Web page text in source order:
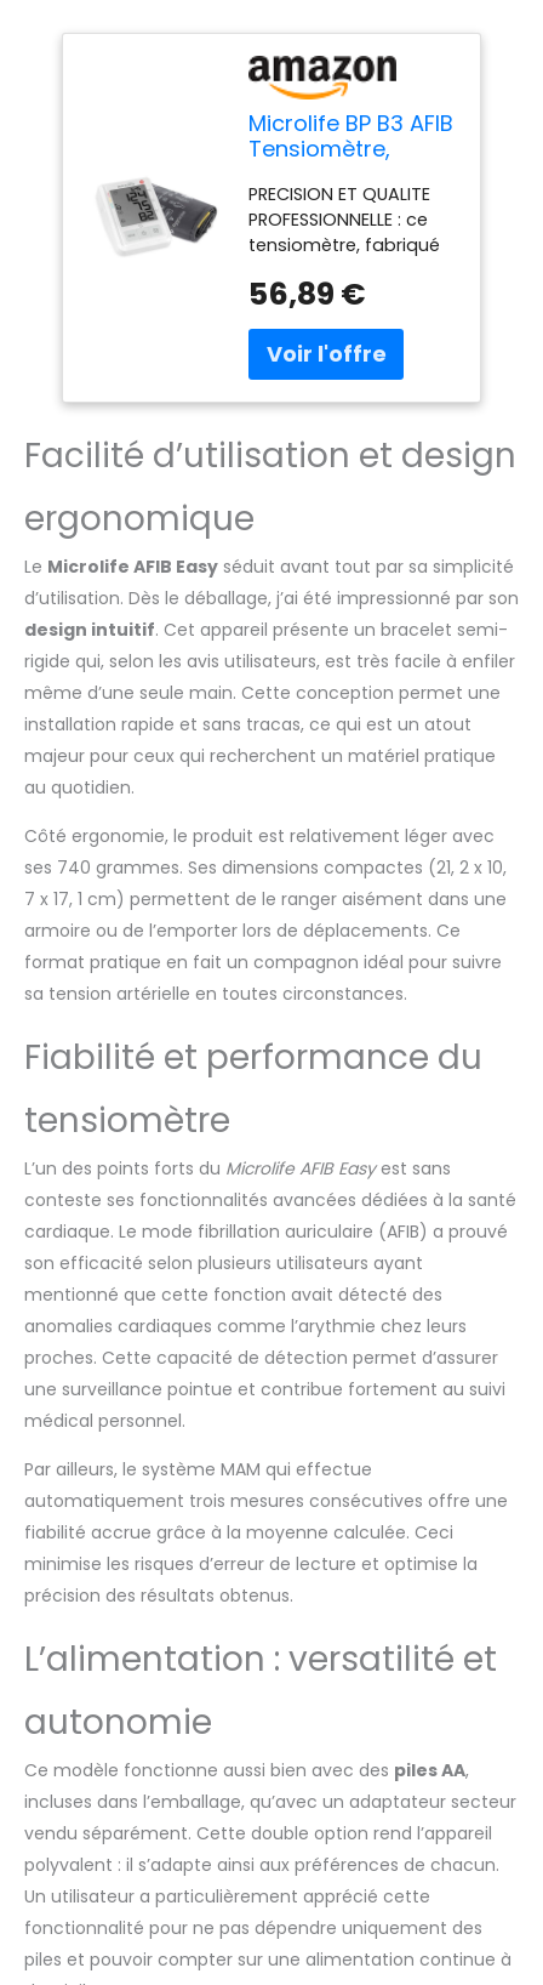
Microlife BP B3 AFIB
Tensiomètre,
Précision
Professionnelle, 3
Mesures
Consécutives MAM,
Prévention Risques
AVC, Arythmies,
Validé
Cliniquement, Bras
22-42mm, 99
PRECISION ET QUALITE
PROFESSIONNELLE : ce
tensiomètre, fabriqué
normes de qualité les
GARANTIE 5 ANS
DETECTION DES RISQUES
D’AVC : ce tensiomètre
fibrillation auriculaire
(AFIB), un rythme
une hypertension et
risques d’AVC RESULTAT
AUSSI FIABLE QUE CHEZ LE
MEDECIN : la précision
de ce tensiomètre a
cliniquement selon les
protocoles
internationaux les plus
PLUS PRECIS : l’option
MAM permet de
prendre 3 mesures
consécutives pour une
meilleure surveillance
de votre tension
artérielle BRASSARD PLUS
régule la pression de
confortable MICROLIFE
PARTENAIRE DE
L’ASSURANCE MALADIE :
fabricant exclusif des
tensiomètres de
l’Assurance Maladie
pour l’équipement des
cabinets médicaux
MICROLIFE N°1 CHEZ LES
MEDECINS : nos
médecins et utilisés
dans de nombreux
hôpitaux pour la
recherche et le
dépistage MICROLIFE N°1
DES VALIDATIONS
tensiomètres ont été
testés et validés pour
surpoids, les femmes
enceintes avec
prééclampsie et les
enfants Les
tensiomètres MICROLIFE
peuvent être
remboursés
partiellement par
56,89 €
Facilité d’utilisation et design
ergonomique
Le Microlife AFIB Easy séduit avant tout par sa simplicité
d’utilisation. Dès le déballage, j’ai été impressionné par son
design intuitif. Cet appareil présente un bracelet semi-
rigide qui, selon les avis utilisateurs, est très facile à enfiler
même d’une seule main. Cette conception permet une
installation rapide et sans tracas, ce qui est un atout
majeur pour ceux qui recherchent un matériel pratique
au quotidien.
Côté ergonomie, le produit est relativement léger avec
ses 740 grammes. Ses dimensions compactes (21, 2 x 10,
7 x 17, 1 cm) permettent de le ranger aisément dans une
armoire ou de l’emporter lors de déplacements. Ce
format pratique en fait un compagnon idéal pour suivre
sa tension artérielle en toutes circonstances.
Fiabilité et performance du
tensiomètre
L’un des points forts du Microlife AFIB Easyest sans
conteste ses fonctionnalités avancées dédiées à la santé
cardiaque. Le mode fibrillation auriculaire (AFIB) a prouvé
son efficacité selon plusieurs utilisateurs ayant
mentionné que cette fonction avait détecté des
anomalies cardiaques comme l’arythmie chez leurs
proches. Cette capacité de détection permet d’assurer
une surveillance pointue et contribue fortement au suivi
médical personnel.
Par ailleurs, le système MAM qui effectue
automatiquement trois mesures consécutives offre une
fiabilité accrue grâce à la moyenne calculée. Ceci
minimise les risques d’erreur de lecture et optimise la
précision des résultats obtenus.
L’alimentation : versatilité et
autonomie
Ce modèle fonctionne aussi bien avec des piles AA,
incluses dans l’emballage, qu’avec un adaptateur secteur
vendu séparément. Cette double option rend l’appareil
polyvalent : il s’adapte ainsi aux préférences de chacun.
Un utilisateur a particulièrement apprécié cette
fonctionnalité pour ne pas dépendre uniquement des
piles et pouvoir compter sur une alimentation continue à